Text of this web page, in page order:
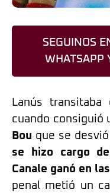
SEGUINOS
WHATSAPP
Lanús
cuando consiguió
Bou que se
se hizo cargo
Canale ganó en
penal metió un